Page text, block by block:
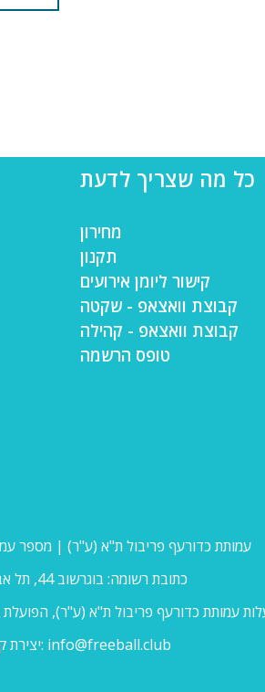
כל מה שצריך לדעת
מחירון
תקנון
קישור ליומן אירועים
קבוצת וואצאפ - שקטה
קבוצת וואצאפ - קהילה
טופס הרשמה
עמותת כדורעף פריבול ת"א (ע"ר) | מספר עמותה
כתובת רשומה: בוגרשוב 44, תל אביב יפו
יצירת קשר: info@freeball.club